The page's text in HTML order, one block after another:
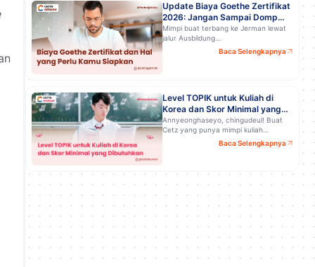
Update Biaya Goethe Zertifikat
2026: Jangan Sampai Dompet
Kamu Kaget!
Mimpi buat terbang ke Jerman lewat
jalur Ausbildung…
Baca Selengkapnya
Level TOPIK untuk Kuliah di
Korea dan Skor Minimal yang
Dibutuhkan
Annyeonghaseyo, chingudeul! Buat
Cetz yang punya mimpi kuliah…
Baca Selengkapnya